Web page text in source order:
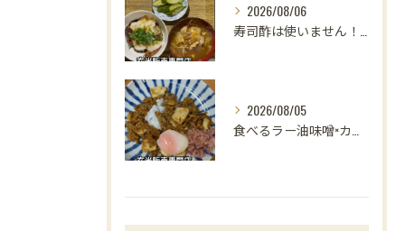
2026/08/06
2026/08/05